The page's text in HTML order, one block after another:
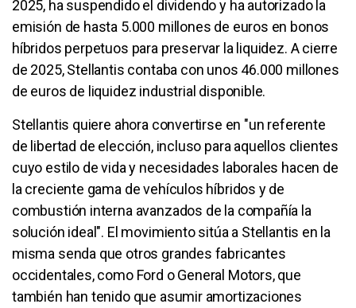
2025, ha suspendido el dividendo y ha autorizado la
emisión de hasta 5.000 millones de euros en bonos
híbridos perpetuos para preservar la liquidez. A cierre
de 2025, Stellantis contaba con unos 46.000 millones
de euros de liquidez industrial disponible.
Stellantis quiere ahora convertirse en "un referente
de libertad de elección, incluso para aquellos clientes
cuyo estilo de vida y necesidades laborales hacen de
la creciente gama de vehículos híbridos y de
combustión interna avanzados de la compañía la
solución ideal". El movimiento sitúa a Stellantis en la
misma senda que otros grandes fabricantes
occidentales, como Ford o General Motors, que
también han tenido que asumir amortizaciones